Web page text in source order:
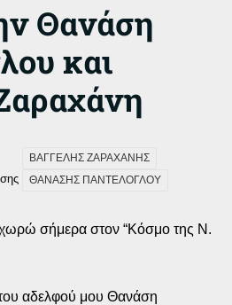
Θανάση
και
ΒΑΓΓΕΛΗΣ ΖΑΡΑΧΑΝΗΣ
ΘΑΝΑΣΗΣ ΠΑΝΤΕΛΟΓΛΟΥ
σήμερα στον “Κόσμο της Ν.
αδελφού μου Θανάση